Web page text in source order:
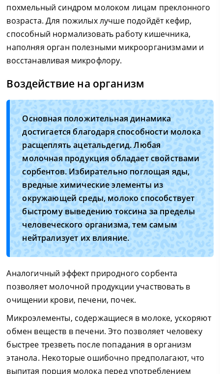
похмельный синдром молоком лицам преклонного
возраста. Для пожилых лучше подойдёт кефир,
способный нормализовать работу кишечника,
наполняя орган полезными микроорганизмами и
восстанавливая микрофлору.
Воздействие на организм
Основная положительная динамика
достигается благодаря способности молока
расщеплять ацетальдегид. Любая
молочная продукция обладает свойствами
сорбентов. Избирательно поглощая яды,
вредные химические элементы из
окружающей среды, молоко способствует
быстрому выведению токсина за пределы
человеческого организма, тем самым
нейтрализует их влияние.
Аналогичный эффект природного сорбента
позволяет молочной продукции участвовать в
очищении крови, печени, почек.
Микроэлементы, содержащиеся в молоке, ускоряют
обмен веществ в печени. Это позволяет человеку
быстрее трезветь после попадания в организм
этанола. Некоторые ошибочно предполагают, что
выпитая порция молока перед употреблением